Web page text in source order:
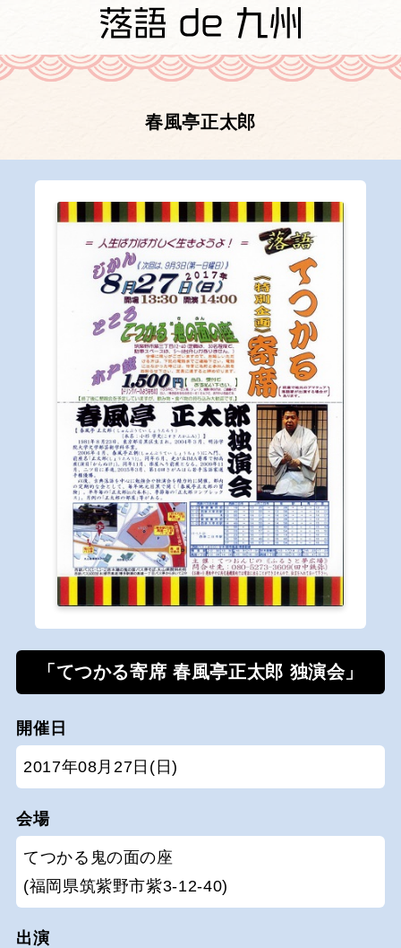
春風亭正太郎
「てつかる寄席 春風亭正太郎 独演会」
開催日
2017年08月27日(日)
会場
てつかる鬼の面の座
(福岡県筑紫野市紫3-12-40)
出演